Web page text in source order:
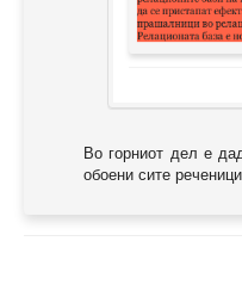
Во горниот дел е
обоени сите